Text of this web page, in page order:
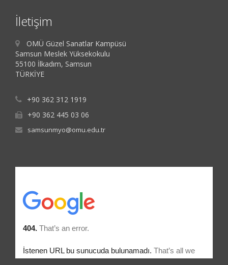
İletişim
OMÜ Güzel Sanatlar Kampüsü
Samsun Meslek Yüksekokulu
55100 İlkadım, Samsun
TÜRKİYE
+90 362 312 1919
+90 362 445 03 06
samsunmyo@omu.edu.tr